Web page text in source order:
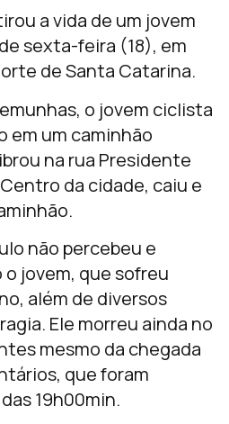
a vida de um jovem
sexta-feira (18), em
de Santa Catarina.
o jovem ciclista
em um caminhão
na rua Presidente
da cidade, caiu e
não percebeu e
jovem, que sofreu
além de diversos
Ele morreu ainda no
mesmo da chegada
que foram
19h00min.